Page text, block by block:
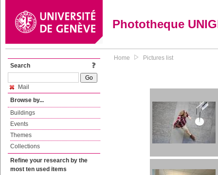
Phototheque
Search
Mail
Browse by...
Buildings
Events
Themes
Collections
Refine your research by the
most ten used items
Home Pictures list